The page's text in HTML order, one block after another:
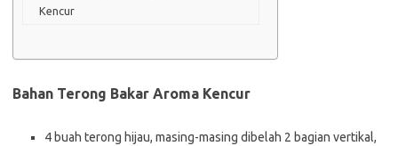
Kencur
Bahan Terong Bakar Aroma Kencur
4 buah terong hijau, masing-masing dibelah 2 bagian vertikal,